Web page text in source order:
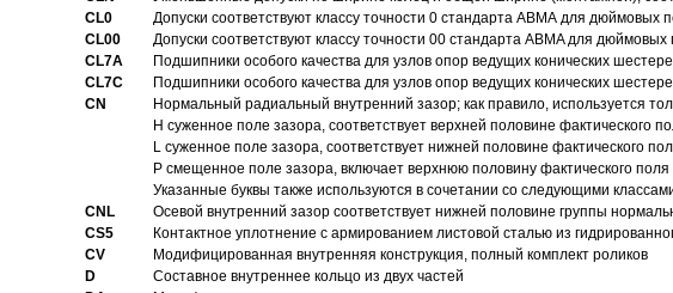
CL0
Допуски соответствуют классу точности 0 стандарта АВМА для дюймовых
CL00
Допуски соответствуют классу точности 00 стандарта ABMA для
CL7A
Подшипники особого качества для узлов опор ведущих конических
CL7C
Подшипники особого качества для узлов опор ведущих конических
CN
Hормальный радиальный внутренний зазор; как правило, используется
H суженное поле зазора, соответствует верхней половине фактического
L суженное поле зазора, соответствует нижней половине фактического
P смещенное поле зазора, включает верхнюю половину фактического
Указанные буквы также используются в сочетании со следующими
CNL
Осевой внутренний зазор соответствует нижней половине группы
CS5
Контактное уплотнение с армированием листовой сталью из
CV
Модифицированная внутренняя конструкция, полный комплект роликов
D
Составное внутреннее кольцо из двух частей